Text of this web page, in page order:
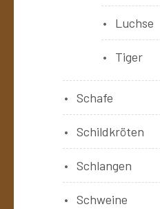
Luchse
Tiger
Schafe
Schildkröten
Schlangen
Schweine